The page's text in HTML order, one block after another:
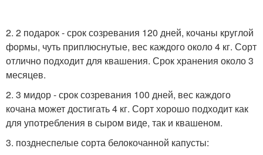
2. 2 подарок - срок созревания 120 дней, кочаны круглой
формы, чуть приплюснутые, вес каждого около 4 кг. Сорт
отлично подходит для квашения. Срок хранения около 3
месяцев.
2. 3 мидор - срок созревания 100 дней, вес каждого
кочана может достигать 4 кг. Сорт хорошо подходит как
для употребления в сыром виде, так и квашеном.
3. позднеспелые сорта белокочанной капусты: